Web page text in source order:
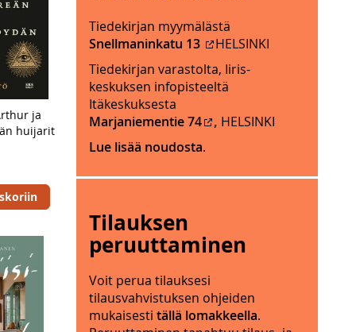
ja
huijarit
a
2
0
2
5
.
y
l
ä
s
i
j
a
i
t
e
t
y
i
s
ä
v
n
.
M
y
Tiedekirjan myymälästä
Snellmaninkatu 13
HELSINKI
Tiedekirjan varastolta, Iiris-
keskuksen infopisteeltä
Itäkeskuksesta
Marjaniementie 74
, HELSINKI
Lue lisää noudosta.
Tilauksen
peruuttaminen
Voit perua tilauksesi
tilausvahvistuksen ohjeiden
mukaisesti tällä lomakkeella.